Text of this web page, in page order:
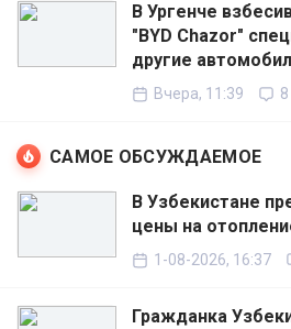
В Ургенче
"BYD Chazor"
другие
Вчера, 11:39 8
САМОЕ ОБСУЖДАЕМОЕ
В Узбекистане
цены на
1-08-2026, 16:37
Гражданка